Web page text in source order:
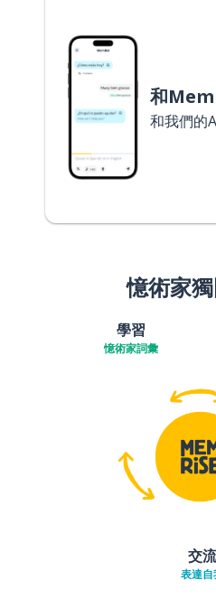
和
和我們的
憶術家
學習
憶術家詞彙
交流
表達自